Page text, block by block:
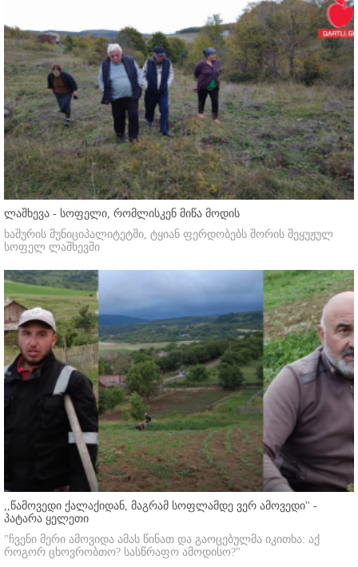
ლაშხევა - სოფელი, რომლისკენ მიწა მოდის
ხაშურის მუნიციპალიტეტში, ტყიან ფერდობებს შორის შეყუჟულ
სოფელ ლაშხევში
,,წამოვედი ქალაქიდან, მაგრამ სოფლამდე ვერ ამოვედი'' -
პატარა ყელეთი
"ჩვენი მერი ამოვიდა ამას წინათ და გაოცებულმა იკითხა: აქ
როგორ ცხოვრობთო? სასწრაფო ამოდისო?"